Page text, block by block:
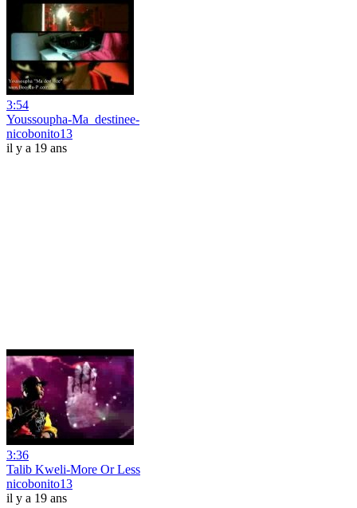
3:54
Youssoupha-Ma_destinee-
nicobonito13
il y a 19 ans
3:36
Talib Kweli-More Or Less
nicobonito13
il y a 19 ans